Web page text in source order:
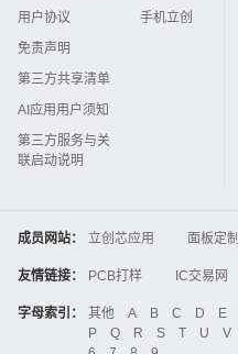
用户协议
免责声明
第三方共享清单
AI应用用户须知
第三方服务与关
联启动说明
手机立创
成员网站： 立创芯应用 面板定制
3D打印
嘉立创FPC
Global Website LCSC
友情链接： PCB打样 IC交易网
中国IC网
智能电网
晶振
电子技术应用
字母索引： 其他 A B C D E
P
Q R S T U V